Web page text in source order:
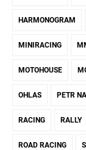
HARMONOGRAM
MINIRACING
MOTOHOUSE
OHLAS PETR
RACING RALLY
ROAD RACING